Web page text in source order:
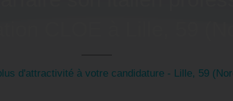
d'attractivité à votre candidature - Lille, 59